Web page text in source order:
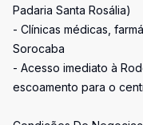
Padaria Santa Rosália)
- Clínicas médicas,
Sorocaba
- Acesso imediato à
escoamento para o